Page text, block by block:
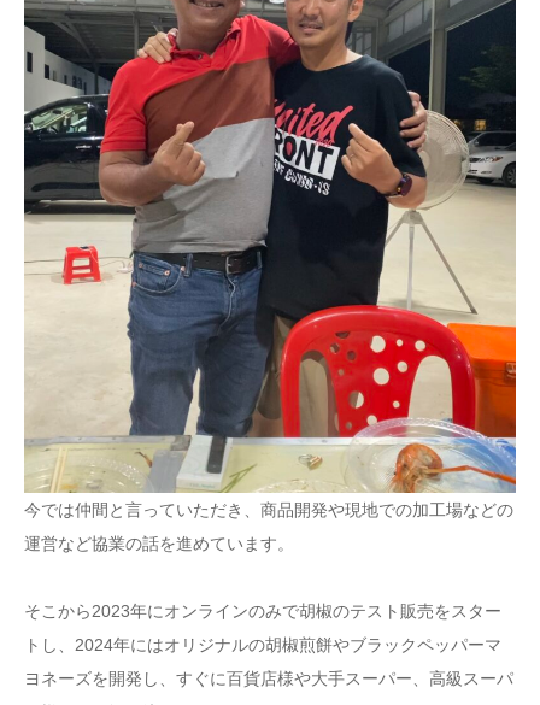
今では仲間と言っていただき、商品開発や現地での加工場などの
運営など協業の話を進めています。
そこから2023年にオンラインのみで胡椒のテスト販売をスター
トし、2024年にはオリジナルの胡椒煎餅やブラックペッパーマ
ヨネーズを開発し、すぐに百貨店様や大手スーパー、高級スーパ